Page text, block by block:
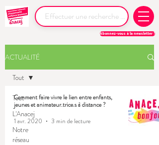
Abonnez-vous à la newsletter !
ACTUALITÉ
Tout
L'Anacej
Notre
réseau
Tout
Comment faire vivre le lien entre enfants,
jeunes et animateur.trice.s à distance ?
1 avr. 2020
3 min de lecture